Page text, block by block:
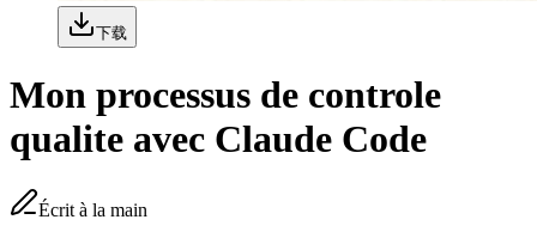
下载
Mon processus de controle
qualite avec Claude Code
Écrit à la main